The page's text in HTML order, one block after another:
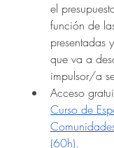
el
función de
presentadas
que va a
impulsor/a
Curso de
(60h).